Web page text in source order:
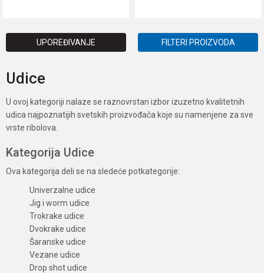
UPOREĐIVANJE FILTERI PROIZVODA
Udice
U ovoj kategoriji nalaze se raznovrstan izbor izuzetno kvalitetnih
udica najpoznatijih svetskih proizvođača koje su namenjene za sve
vrste ribolova.
Kategorija Udice
Ova kategorija deli se na sledeće potkategorije:
Univerzalne udice
Jig i worm udice
Trokrake udice
Dvokrake udice
Šaranske udice
Vezane udice
Drop shot udice